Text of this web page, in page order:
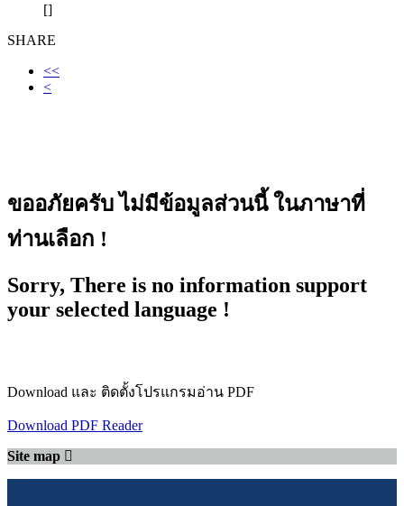
[]
SHARE
<<
<
ขออภัยครับ ไม่มีข้อมูลส่วนนี้ ในภาษาที่
ท่านเลือก !
Sorry, There is no information support
your selected language !
Download และ ติดตั้งโปรแกรมอ่าน PDF
Download PDF Reader
Site map